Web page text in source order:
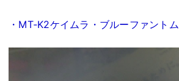
・ⅯT‐K2ケイムラ・ブルーファントム